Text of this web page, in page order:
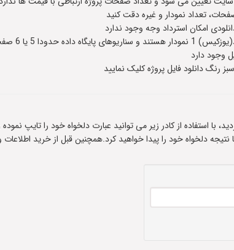
تعداد نمودار و غیره دقت کنید
امکان استرداد وجه وجود ندارد
در صفحه معرفی آن قرار داده شده است
وجود دارد
رنگ دانلود فایل پروژه کلیک نمایید
با استفاده از کادر زیر می توانید عبارت دلخواه خود را
دلخواه خود را پیدا خواهید کرد.همچنین قبل از خرید